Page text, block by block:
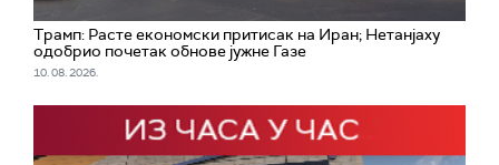
Трамп: Расте економски притисак на Иран; Нетанјаху
одобрио почетак обнове јужне Газе
10. 08. 2026.